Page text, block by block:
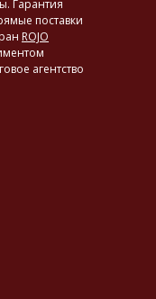
Гарантия
поставки
ROJO
агентство